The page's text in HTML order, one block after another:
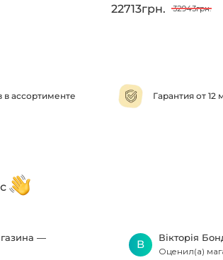
22713грн. 32943грн.
в ассортименте Гарантия от 12
—
В
Вікторія
Оценил(а)